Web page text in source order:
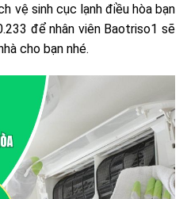
vệ sinh cục lạnh điều hòa bạn
để nhân viên Baotriso1 sẽ
cho bạn nhé.